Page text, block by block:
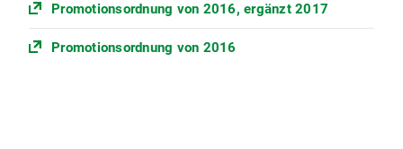
Promotionsordnung von 2016, ergänzt 2017
Promotionsordnung von 2016